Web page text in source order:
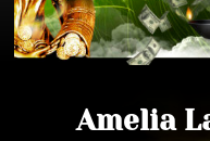
Amelia